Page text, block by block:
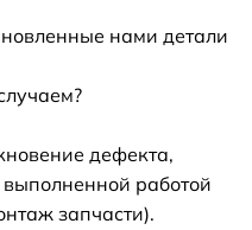
нами детали
дефекта,
работой
запчасти).